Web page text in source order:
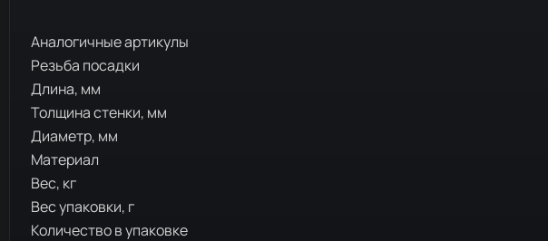
Аналогичные артикулы
Резьба посадки
Длина, мм
Толщина стенки, мм
Диаметр, мм
Материал
Вес, кг
Вес упаковки, г
Количество в упаковке